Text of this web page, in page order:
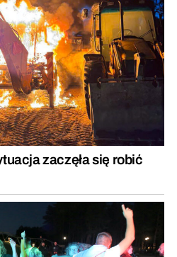
zaczęła się robić